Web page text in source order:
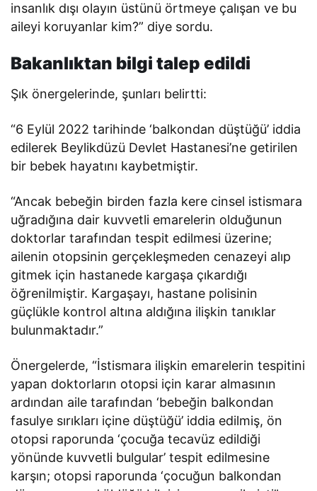
insanlık dışı olayın üstünü örtmeye çalışan ve bu
aileyi koruyanlar kim?” diye sordu.
Bakanlıktan bilgi talep edildi
Şık önergelerinde, şunları belirtti:
“6 Eylül 2022 tarihinde ‘balkondan düştüğü’ iddia
edilerek Beylikdüzü Devlet Hastanesi’ne getirilen
bir bebek hayatını kaybetmiştir.
“Ancak bebeğin birden fazla kere cinsel istismara
uğradığına dair kuvvetli emarelerin olduğunun
doktorlar tarafından tespit edilmesi üzerine;
ailenin otopsinin gerçekleşmeden cenazeyi alıp
gitmek için hastanede kargaşa çıkardığı
öğrenilmiştir. Kargaşayı, hastane polisinin
güçlükle kontrol altına aldığına ilişkin tanıklar
bulunmaktadır.”
Önergelerde, “İstismara ilişkin emarelerin tespitini
yapan doktorların otopsi için karar almasının
ardından aile tarafından ‘bebeğin balkondan
fasulye sırıkları içine düştüğü’ iddia edilmiş, ön
otopsi raporunda ‘çocuğa tecavüz edildiği
yönünde kuvvetli bulgular’ tespit edilmesine
karşın; otopsi raporunda ‘çocuğun balkondan